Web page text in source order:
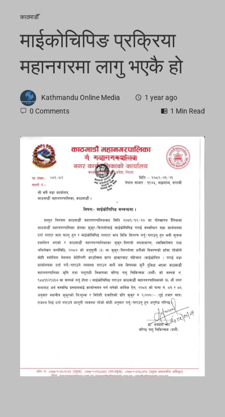
काठमाडौँ
माईकोचिपिङ प्रक्रिया
महानगरमा लागु भएकै हो
Kathmandu Online Media
1 year ago
0 Comments
1 Min Read